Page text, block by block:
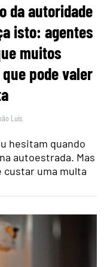
da autoridade
isto: agentes
muitos
pode valer
Luís
hesitam quando
autoestrada. Mas
custar uma multa